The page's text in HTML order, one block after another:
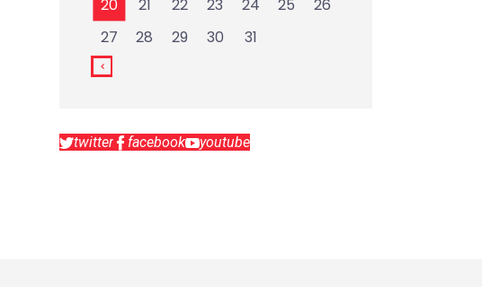
20
21 22 23 24 25
26
27
28 29 30 31
twitter facebook youtube